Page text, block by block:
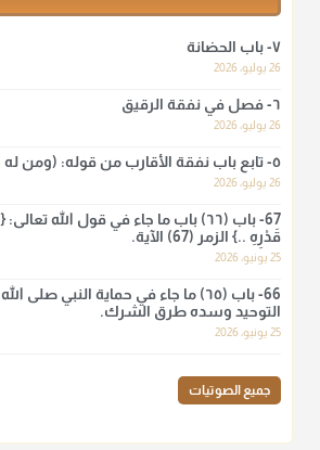
لا أعلم لدعاء ختم القرآن في الصلاة أصلاً
الرسول صلى الله عليه وسلّم، ولا من عمل
منذ 3 شهر
أ.د. صالح الشمراني
نرى اليوم بأبصارنا بعض ما رأى العلماء
لهم سعي إلا في هدم الإسلام و نقض
كلها سود" ابن تيمية.
أ.د. صالح الشمراني
٧- باب الحضانة
26 يوليو، 2026
٦- فصل في نفقة الرقيق
26 يوليو، 2026
٥- تابع باب نفقة الأقارب من قوله: (ومن له وارث غير أب).
26 يوليو، 2026
67- باب (٦٦) باب ما جاء في قول الله
قَدْرِهِ ..} الزمر (67) الآية.
25 يونيو، 2026
66- باب (٦٥) ما جاء في حماية النبي
التوحيد وسده طرق الشرك.
25 يونيو، 2026
جميع الصوتيات